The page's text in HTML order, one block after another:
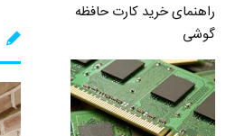
راهنمای خرید کارت حافظه
گوشی